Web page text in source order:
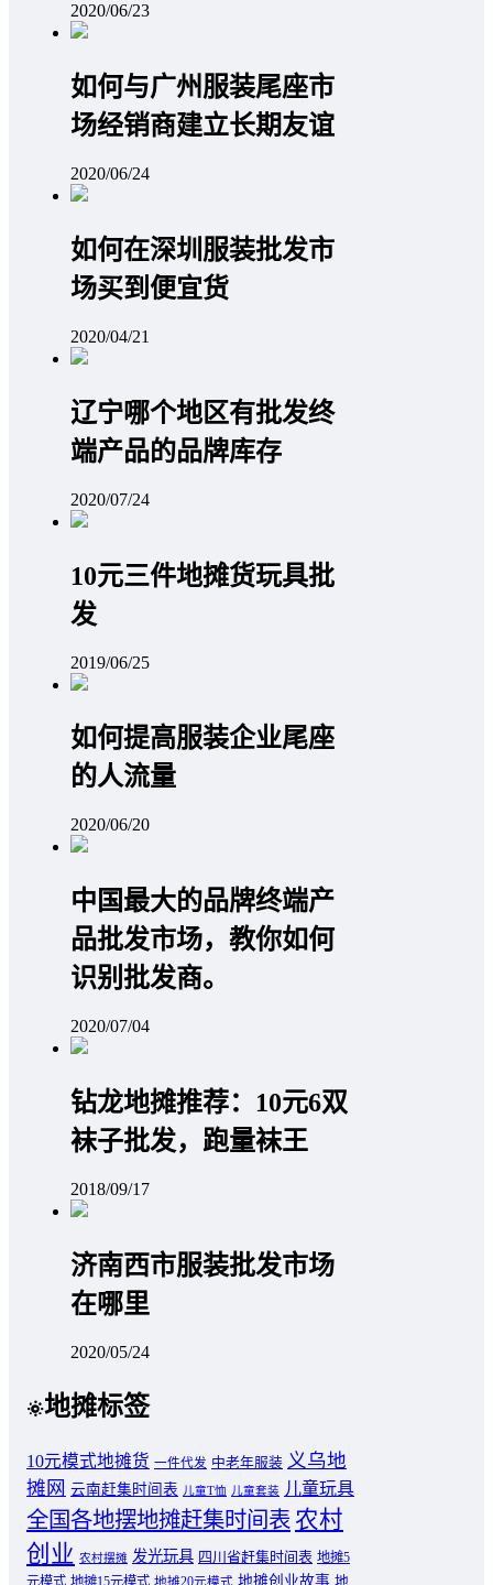
2020/06/23
如何与广州服装尾座市
场经销商建立长期友谊
2020/06/24
如何在深圳服装批发市
场买到便宜货
2020/04/21
辽宁哪个地区有批发终
端产品的品牌库存
2020/07/24
10元三件地摊货玩具批
发
2019/06/25
如何提高服装企业尾座
的人流量
2020/06/20
中国最大的品牌终端产
品批发市场，教你如何
识别批发商。
2020/07/04
钻龙地摊推荐：10元6双
袜子批发，跑量袜王
2018/09/17
济南西市服装批发市场
在哪里
2020/05/24
地摊标签
10元模式地摊货 一件代发 中老年服装 义乌地
摊网 云南赶集时间表 儿童T恤 儿童套装 儿童玩具
全国各地摆地摊赶集时间表 农村
创业 农村摆摊 发光玩具 四川省赶集时间表 地摊5
元模式 地摊15元模式 地摊20元模式 地摊创业故事 地